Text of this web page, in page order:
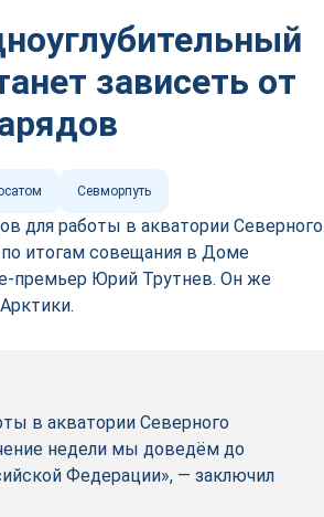
зависеть от
Севморпуть
для работы в акватории Северного
итогам совещания в Доме
премьер Юрий Трутнев. Он же
в акватории Северного
недели мы доведём до
Федерации», — заключил